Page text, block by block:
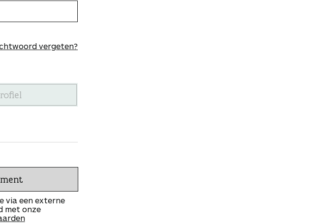
vergeten?
via een externe
met onze